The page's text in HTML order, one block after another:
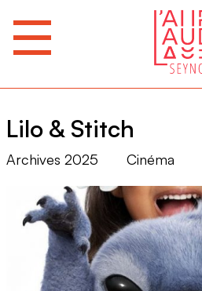
Lilo & Stitch
Archives 2025 Cinéma